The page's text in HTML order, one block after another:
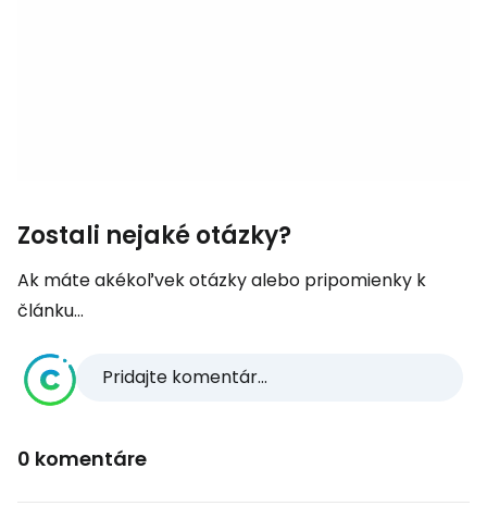
Zostali nejaké otázky?
Ak máte akékoľvek otázky alebo pripomienky k
článku...
Pridajte komentár...
0 komentáre